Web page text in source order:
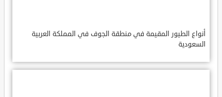
أنواع الطيور المقيمة في منطقة الجوف في المملكة العربية
السعودية